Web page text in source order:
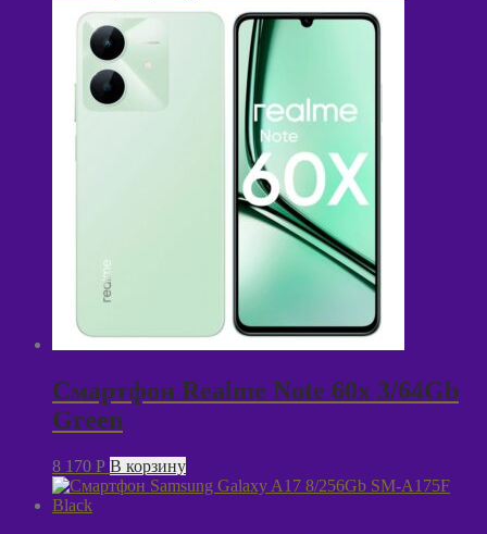
Смартфон Realme Note 60x 3/64Gb
Green
8 170 P В корзину